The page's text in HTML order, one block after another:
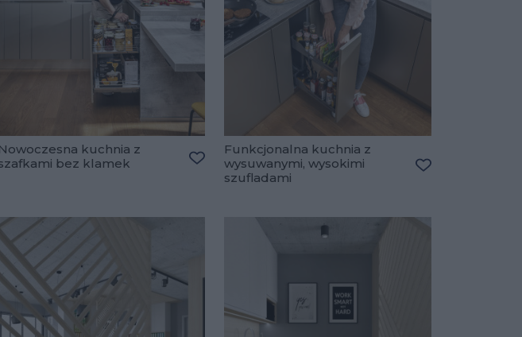
Nowoczesna kuchnia z
bez klamek
Dodaj do ulubionych
Funkcjonalna kuchnia z
wysuwanymi, wysokimi
szufladami